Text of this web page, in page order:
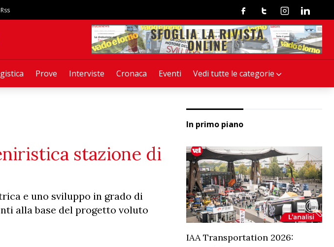
Prove Interviste Cronaca Eventi Vedi tutte le categorie
FacebookTwitterInstagramLinkedin
stazione di
e uno sviluppo in grado di
alla base del progetto voluto
In primo piano
IAA Transportation 2026: